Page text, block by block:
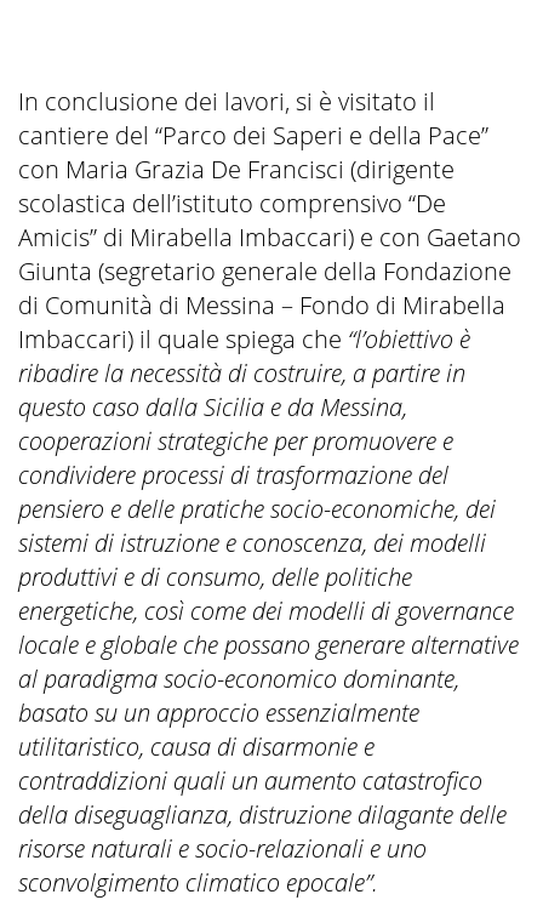
In conclusione dei lavori, si è visitato il
cantiere del “Parco dei Saperi e della Pace”
con Maria Grazia De Francisci (dirigente
scolastica dell’istituto comprensivo “De
Amicis” di Mirabella Imbaccari) e con Gaetano
Giunta (segretario generale della Fondazione
di Comunità di Messina – Fondo di Mirabella
Imbaccari) il quale spiega che “l’obiettivo è
ribadire la necessità di costruire, a partire in
questo caso dalla Sicilia e da Messina,
cooperazioni strategiche per promuovere e
condividere processi di trasformazione del
pensiero e delle pratiche socio-economiche, dei
sistemi di istruzione e conoscenza, dei modelli
produttivi e di consumo, delle politiche
energetiche, così come dei modelli di governance
locale e globale che possano generare alternative
al paradigma socio-economico dominante,
basato su un approccio essenzialmente
utilitaristico, causa di disarmonie e
contraddizioni quali un aumento catastrofico
della diseguaglianza, distruzione dilagante delle
risorse naturali e socio-relazionali e uno
sconvolgimento climatico epocale”.